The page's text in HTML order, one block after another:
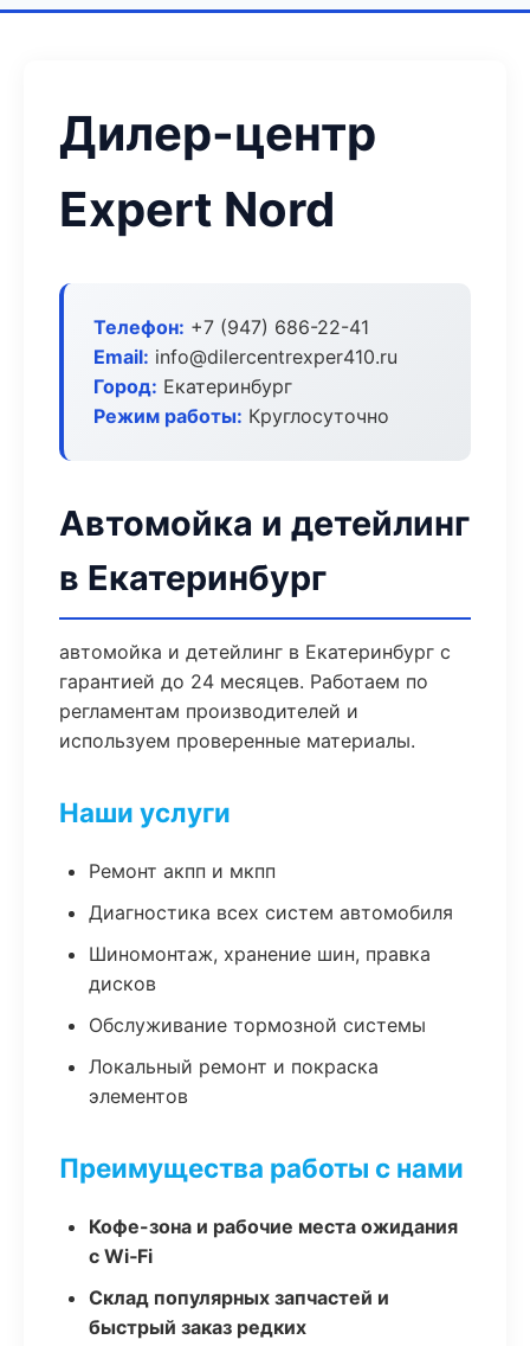
Дилер-центр
Expert Nord
Телефон: +7 (947) 686-22-41
Email: info@dilercentrexper410.ru
Город: Екатеринбург
Режим работы: Круглосуточно
Автомойка и детейлинг
в Екатеринбург
автомойка и детейлинг в Екатеринбург с
гарантией до 24 месяцев. Работаем по
регламентам производителей и
используем проверенные материалы.
Наши услуги
Ремонт акпп и мкпп
Диагностика всех систем автомобиля
Шиномонтаж, хранение шин, правка
дисков
Обслуживание тормозной системы
Локальный ремонт и покраска
элементов
Преимущества работы с нами
Кофе-зона и рабочие места ожидания
с Wi‑Fi
Склад популярных запчастей и
быстрый заказ редких